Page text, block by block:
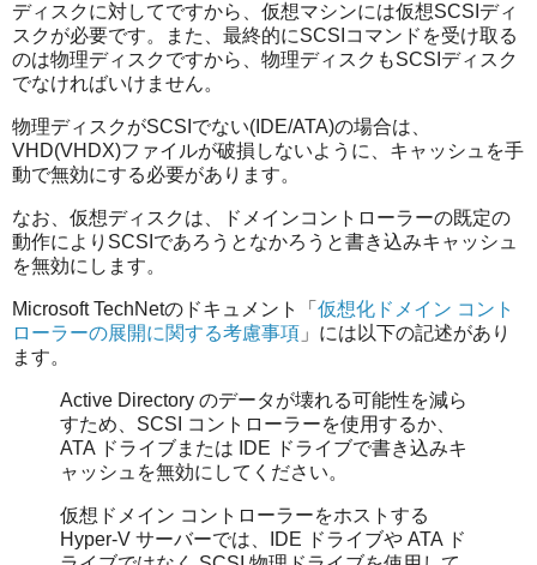
ディスクに対してですから、仮想マシンには仮想SCSIディ
スクが必要です。また、最終的にSCSIコマンドを受け取る
のは物理ディスクですから、物理ディスクもSCSIディスク
でなければいけません。
物理ディスクがSCSIでない(IDE/ATA)の場合は、
VHD(VHDX)ファイルが破損しないように、キャッシュを手
動で無効にする必要があります。
なお、仮想ディスクは、ドメインコントローラーの既定の
動作によりSCSIであろうとなかろうと書き込みキャッシュ
を無効にします。
Microsoft TechNetのドキュメント「 仮想化ドメイン コント
ローラーの展開に関する考慮事項 」には以下の記述があり
ます。
Active Directory のデータが壊れる可能性を減ら
すため、SCSI コントローラーを使用するか、
ATA ドライブまたは IDE ドライブで書き込みキ
ャッシュを無効にしてください。
仮想ドメイン コントローラーをホストする
Hyper-V サーバーでは、IDE ドライブや ATA ド